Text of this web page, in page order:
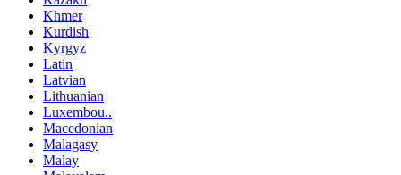
Khmer
Kurdish
Kyrgyz
Latin
Latvian
Lithuanian
Luxembou..
Macedonian
Malagasy
Malay